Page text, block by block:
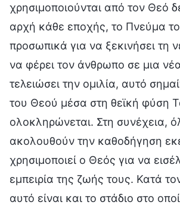
χρησιμοποιούνται από τον Θεό
αρχή κάθε εποχής, το Πνεύμα
προσωπικά για να ξεκινήσει τη
να φέρει τον άνθρωπο σε μια
τελειώσει την ομιλία, αυτό
του Θεού μέσα στη θεϊκή φύση
ολοκληρώνεται. Στη συνέχεια,
ακολουθούν την καθοδήγηση
χρησιμοποιεί ο Θεός για να
εμπειρία της ζωής τους. Κατά
αυτό είναι και το στάδιο στο